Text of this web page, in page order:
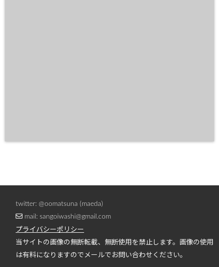
twitter: @oomatsuna (maeda)
mail: sangoiwashi@gmail.com
プライバシーポリシー
当サイトの画像の無断転載、無断使用を禁止します。画像の使用
は有料になりますのでメールでお問い合わせください。